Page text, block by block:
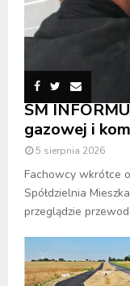
SM
gazowej i
5 sierpnia 2026
Fachowcy wkrótce
Spółdzielnia
przeglądzie